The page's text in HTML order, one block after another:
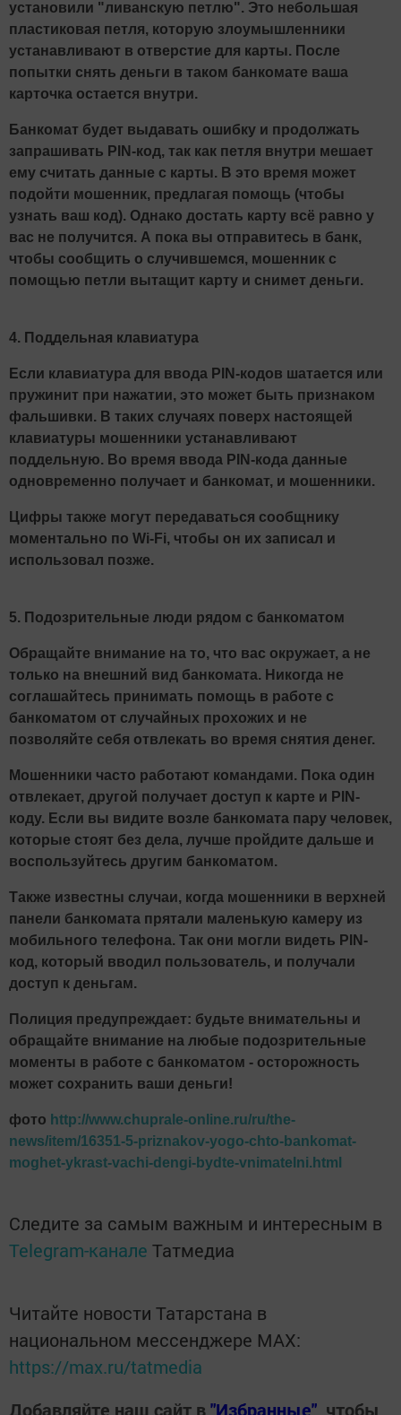
установили "ливанскую петлю". Это небольшая
пластиковая петля, которую злоумышленники
устанавливают в отверстие для карты. После
попытки снять деньги в таком банкомате ваша
карточка остается внутри.
Банкомат будет выдавать ошибку и продолжать
запрашивать PIN-код, так как петля внутри мешает
ему считать данные с карты. В это время может
подойти мошенник, предлагая помощь (чтобы
узнать ваш код). Однако достать карту всё равно у
вас не получится. А пока вы отправитесь в банк,
чтобы сообщить о случившемся, мошенник с
помощью петли вытащит карту и снимет деньги.
4. Поддельная клавиатура
Если клавиатура для ввода PIN-кодов шатается или
пружинит при нажатии, это может быть признаком
фальшивки. В таких случаях поверх настоящей
клавиатуры мошенники устанавливают
поддельную. Во время ввода PIN-кода данные
одновременно получает и банкомат, и мошенники.
Цифры также могут передаваться сообщнику
моментально по Wi-Fi, чтобы он их записал и
использовал позже.
5. Подозрительные люди рядом с банкоматом
Обращайте внимание на то, что вас окружает, а не
только на внешний вид банкомата. Никогда не
соглашайтесь принимать помощь в работе с
банкоматом от случайных прохожих и не
позволяйте себя отвлекать во время снятия денег.
Мошенники часто работают командами. Пока один
отвлекает, другой получает доступ к карте и PIN-
коду. Если вы видите возле банкомата пару человек,
которые стоят без дела, лучше пройдите дальше и
воспользуйтесь другим банкоматом.
Также известны случаи, когда мошенники в верхней
панели банкомата прятали маленькую камеру из
мобильного телефона. Так они могли видеть PIN-
код, который вводил пользователь, и получали
доступ к деньгам.
Полиция предупреждает: будьте внимательны и
обращайте внимание на любые подозрительные
моменты в работе с банкоматом - осторожность
может сохранить ваши деньги!
фото http://www.chuprale-online.ru/ru/the-
news/item/16351-5-priznakov-yogo-chto-bankomat-
moghet-ykrast-vachi-dengi-bydte-vnimatelni.html
Следите за самым важным и интересным в
Telegram-канале Татмедиа
Читайте новости Татарстана в
национальном мессенджере MАХ:
https://max.ru/tatmedia
Добавляйте наш сайт в"Избранные" , чтобы